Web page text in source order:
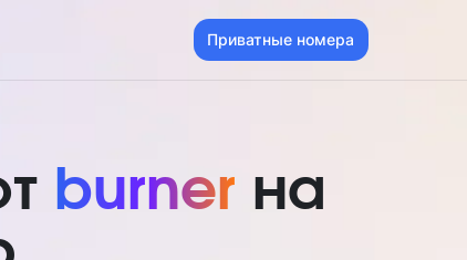
Приватные номера
burner на